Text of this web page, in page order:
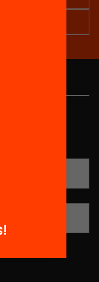
Equitat. Rep
millorar la